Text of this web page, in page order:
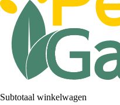
Subtotaal winkelwagen